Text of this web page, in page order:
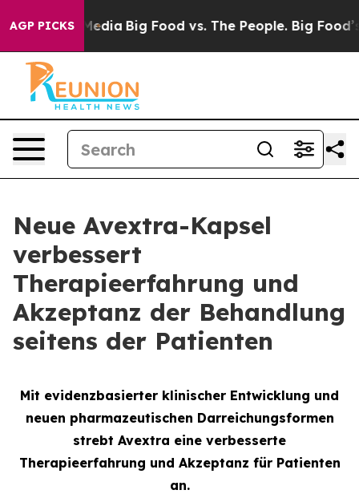
AGP PICKS
Media Big Food vs. The People. Big Food’s
Neue Avextra-Kapsel
verbessert
Therapieerfahrung und
Akzeptanz der Behandlung
seitens der Patienten
Mit evidenzbasierter klinischer Entwicklung und
neuen pharmazeutischen Darreichungsformen
strebt Avextra eine verbesserte
Therapieerfahrung und Akzeptanz für Patienten
an.